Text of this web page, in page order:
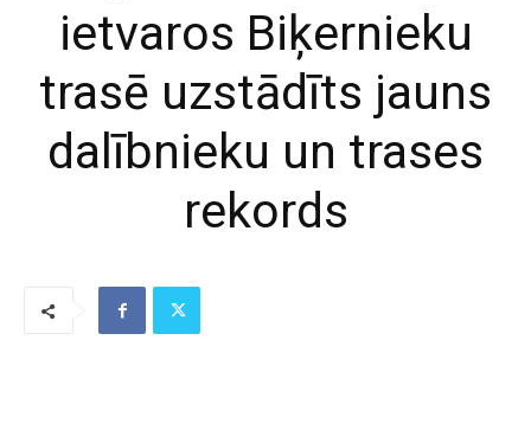
ietvaros Biķernieku
trasē uzstādīts jauns
dalībnieku un trases
rekords